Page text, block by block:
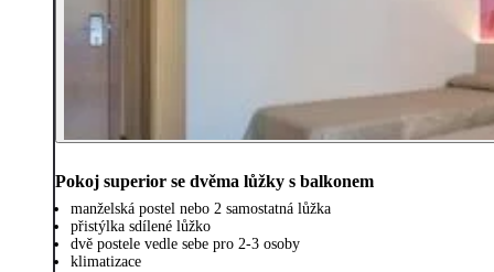
Pokoj superior se dvěma lůžky s balkonem
manželská postel nebo 2 samostatná lůžka
přistýlka sdílené lůžko
dvě postele vedle sebe pro 2-3 osoby
klimatizace